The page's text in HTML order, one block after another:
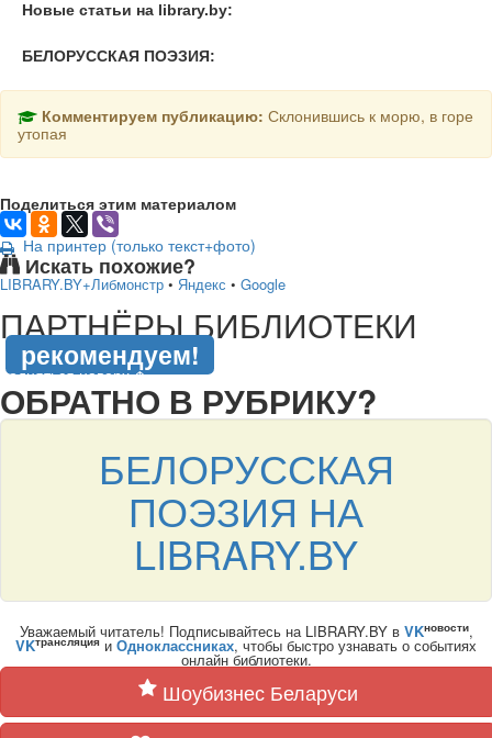
Новые статьи на library.by:
БЕЛОРУССКАЯ ПОЭЗИЯ:
Комментируем публикацию: Склонившись к морю, в горе
утопая
Поделиться этим материалом
На принтер (только текст+фото)
Искать похожие?
LIBRARY.BY+Либмонстр • Яндекс • Google
ПАРТНЁРЫ БИБЛИОТЕКИ
рекомендуем!
подняться наверх ↑
ОБРАТНО В РУБРИКУ?
БЕЛОРУССКАЯ
ПОЭЗИЯ НА
LIBRARY.BY
Уважаемый читатель! Подписывайтесь на LIBRARY.BY в VKновости,
VKтрансляция и Одноклассниках, чтобы быстро узнавать о событиях
онлайн библиотеки.
Шоубизнес Беларуси